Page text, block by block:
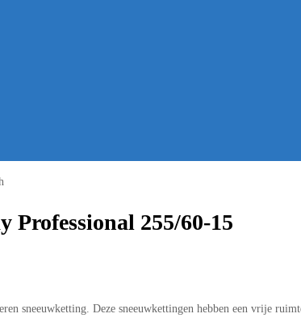
Professional 255/60-15
sneeuwketting. Deze sneeuwkettingen hebben een vrije